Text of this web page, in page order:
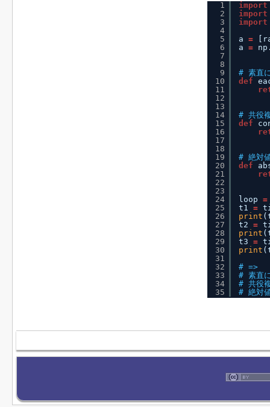
1
2
3
4
5
6
7
8
9
10
11
12
13
14
15
16
17
18
19
20
21
22
23
24
25
26
27
28
29
30
31
32
33
34
35
import
import
import
a =
a =
# 素直
def
# 共役
def
# 絶対
def
loop =
t1 =
print
t2 =
print
t3 =
print
# =>
# 素直
# 共役
# 絶対